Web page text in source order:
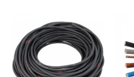
MATERIALE ELECTRICE DIVERSE
Diverse
Scule
Senzori